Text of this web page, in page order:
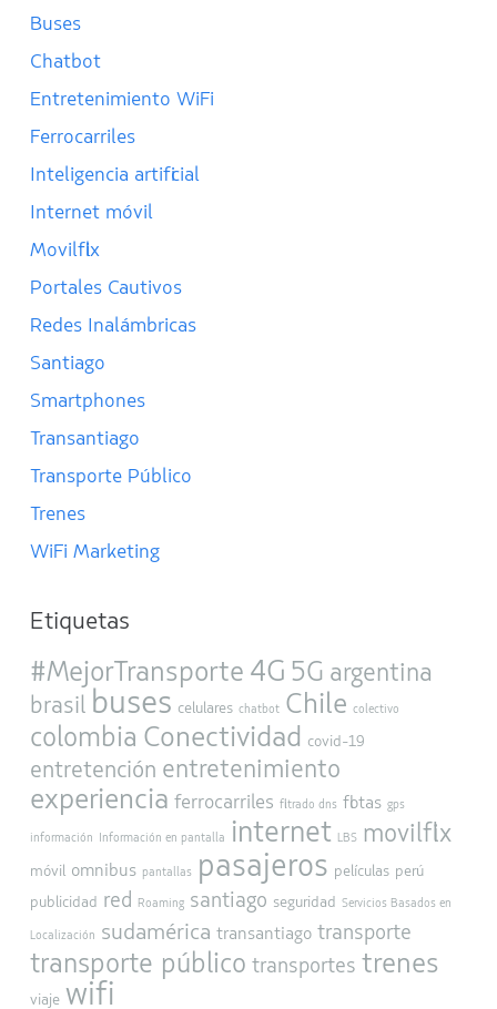
Buses
Chatbot
Entretenimiento WiFi
Ferrocarriles
Inteligencia artificial
Internet móvil
Movilflix
Portales Cautivos
Redes Inalámbricas
Santiago
Smartphones
Transantiago
Transporte Público
Trenes
WiFi Marketing
Etiquetas
#MejorTransporte 4G 5G argentina
brasil buses celulares chatbot Chile colectivo
colombia Conectividad covid-19
entretención entretenimiento
experiencia ferrocarriles filtrado dns flotas gps
información Información en pantalla internet LBS movilflix
móvil omnibus pantallas pasajeros películas perú
publicidad red Roaming santiago seguridad Servicios Basados en
Localización sudamérica transantiago transporte
transporte público transportes trenes
viaje wifi